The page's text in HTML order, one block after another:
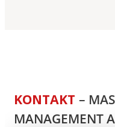
KONTAKT –
MANAGEMENT